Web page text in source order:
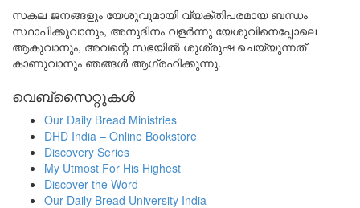
സകല ജനങ്ങളും യേശുവുമായി വ്യക്തിപരമായ ബന്ധം
സ്ഥാപിക്കുവാനും, അനുദിനം വളർന്നു യേശുവിനെപ്പോലെ
ആകുവാനും, അവന്റെ സഭയിൽ ശുശ്രുഷ ചെയ്യുന്നത്
കാണുവാനും ഞങ്ങൾ ആഗ്രഹിക്കുന്നു.
വെബ്സൈറ്റുകൾ
Our Daily Bread Ministries
DHD India – Online Bookstore
Discovery Series
My Utmost For His Highest
Discover the Word
Our Daily Bread University India